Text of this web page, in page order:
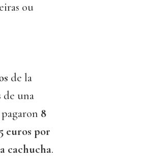
ou
de la
de una
8
5 euros por
cachucha.